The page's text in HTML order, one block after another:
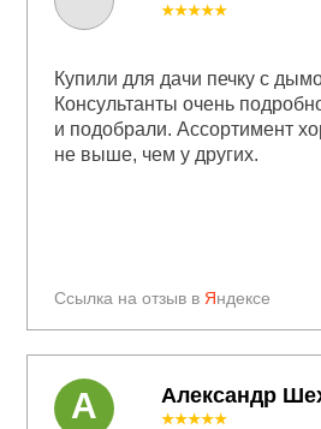
Ссылка на отзыв в Яндексе
★★★★★
Купили для дачи печку с
Консультанты очень
и подобрали. Ассортимент
не выше, чем у других.
Александр
★★★★★
А